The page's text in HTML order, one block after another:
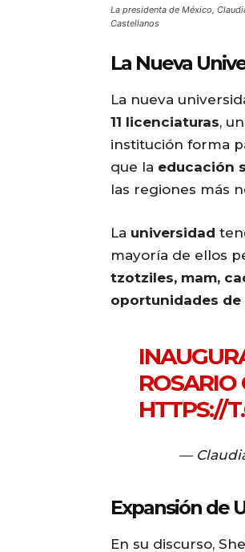
La presidenta de México,
Castellanos
La Nueva
La nueva
11 licenciaturas,
institución forma
que la educación
las regiones más
La universidad
mayoría de ellos
tzotziles, mam,
oportunidades de
ROSARIO
HTTPS://
—
Expansión de
En su discurso,